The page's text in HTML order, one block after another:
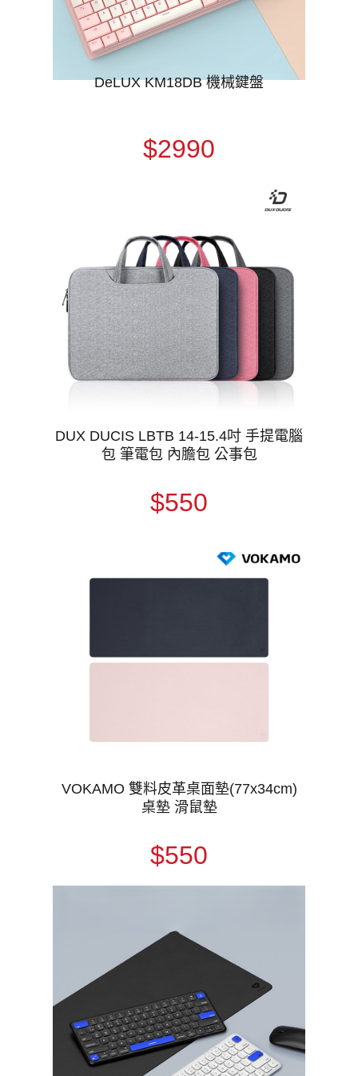
DeLUX KM18DB 機械鍵盤
$2990
DUX DUCIS LBTB 14-15.4吋 手提電腦
包 筆電包 內膽包 公事包
$550
VOKAMO 雙料皮革桌面墊(77x34cm)
桌墊 滑鼠墊
$550